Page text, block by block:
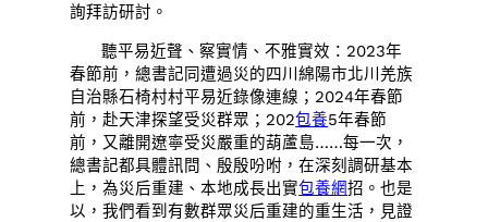
詢拜訪研討。
聽平易近聲、察實情、不雅實效：2023年
春節前，總書記同遭過災的四川綿陽市北川羌族
自治縣石椅村村平易近錄像連線；2024年春節
前，赴天津探望受災群眾；202包養5年春節
前，又離開遼寧受災嚴重的葫蘆島……每一次，
總書記都具體訊問、殷殷吩咐，在深刻調研基本
上，為災后重建、本地成長出實包養網招。也是
以，我們看到有數群眾災后重建的重生活，見證